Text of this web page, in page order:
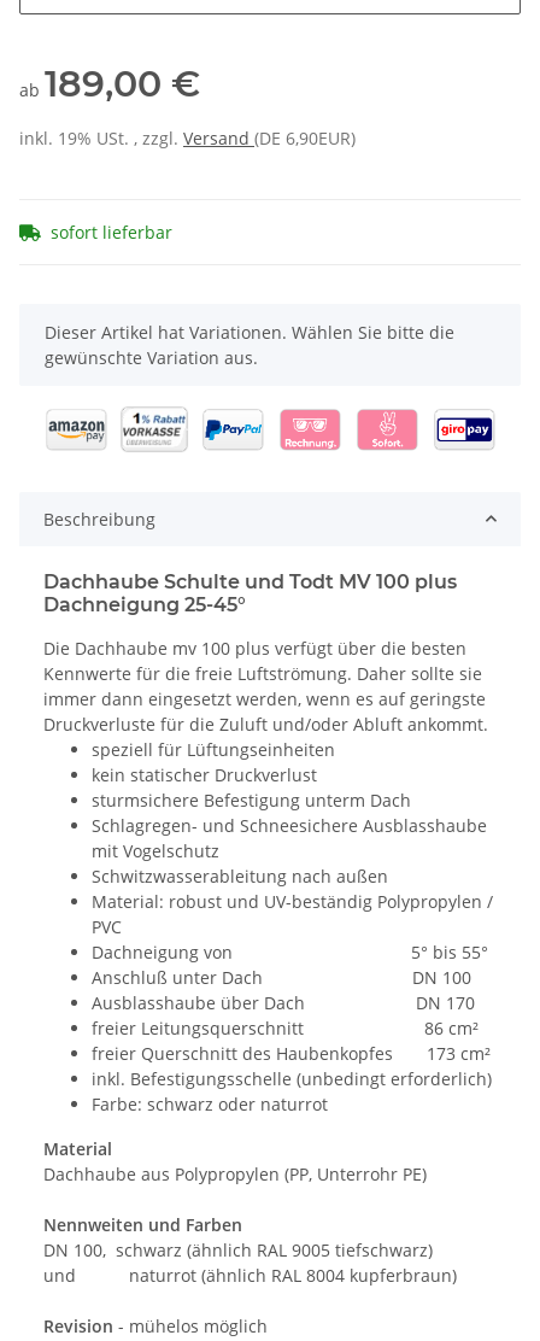
ab 189,00 €
inkl. 19% USt. , zzgl. Versand (DE 6,90EUR)
sofort lieferbar
x
Dieser Artikel hat Variationen. Wählen Sie bitte die
gewünschte Variation aus.
Beschreibung
Dachhaube Schulte und Todt MV 100 plus
Dachneigung 25-45°
Die Dachhaube mv 100 plus verfügt über die besten
Kennwerte für die freie Luftströmung. Daher sollte sie
immer dann eingesetzt werden, wenn es auf geringste
Druckverluste für die Zuluft und/oder Abluft ankommt.
speziell für Lüftungseinheiten
kein statischer Druckverlust
sturmsichere Befestigung unterm Dach
Schlagregen- und Schneesichere Ausblasshaube
mit Vogelschutz
Schwitzwasserableitung nach außen
Material: robust und UV-beständig Polypropylen /
PVC
Dachneigung von 5° bis 55°
Anschluß unter Dach DN 100
Ausblasshaube über Dach DN 170
freier Leitungsquerschnitt 86 cm²
freier Querschnitt des Haubenkopfes 173 cm²
inkl. Befestigungsschelle (unbedingt erforderlich)
Farbe: schwarz oder naturrot
Material
Dachhaube aus Polypropylen (PP, Unterrohr PE)
Nennweiten und Farben
DN 100, schwarz (ähnlich RAL 9005 tiefschwarz)
und naturrot (ähnlich RAL 8004 kupferbraun)
Revision - mühelos möglich